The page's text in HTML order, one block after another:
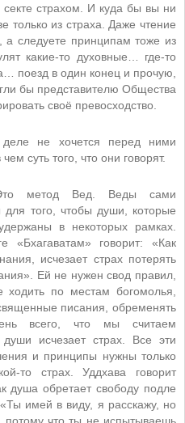
страхом. И куда бы вы ни
только из страха. Даже чтение
а следуете принципам тоже из
какие-то духовные… где-то
поезд в один конец и прочую,
бы представителю Общества
своё превосходство.
не хочется перед ними
суть того, что они говорят.
метод Вед. Веды сами
того, чтобы души, которые
в некоторых рамках.
«Бхагаватам» говорит: «Как
исчезает страх потерять
Ей не нужен свод правил,
по местам богомолья,
писания, обременять
всего, что мы считаем
исчезает страх. Все эти
и принципы нужны только
то страх. Уддхава говорит
душа обретает свободу подле
имей в виду, я расскажу, но
потому что ты не испытываешь